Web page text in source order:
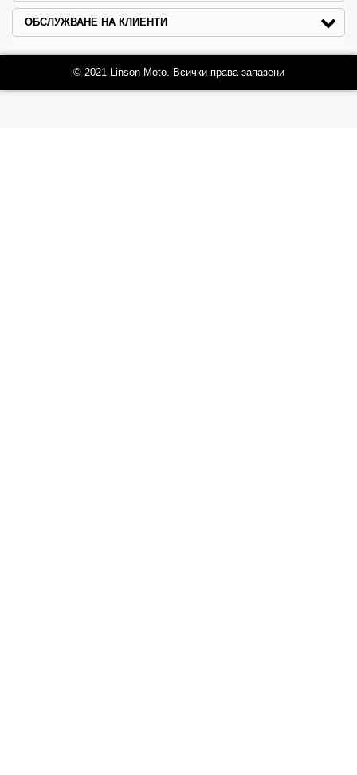
ОБСЛУЖВАНЕ НА КЛИЕНТИ
© 2021 Linson Moto. Всички права запазени